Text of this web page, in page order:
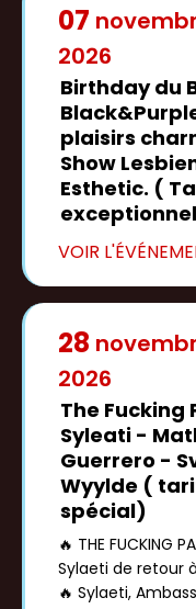
07
2026
Birthday du
plaisirs
Show
Esthetic. (
28
2026
The Fucking
Syleati -
Guerrero -
Wyylde (
spécial)
🔥 THE FUCKING
Sylaeti de retour
🔥 Sylaeti,